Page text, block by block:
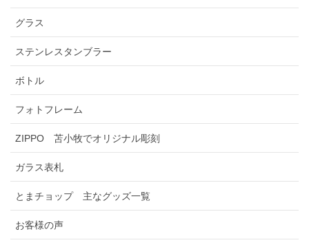
グラス
ステンレスタンブラー
ボトル
フォトフレーム
ZIPPO 苫小牧でオリジナル彫刻
ガラス表札
とまチョップ 主なグッズ一覧
お客様の声